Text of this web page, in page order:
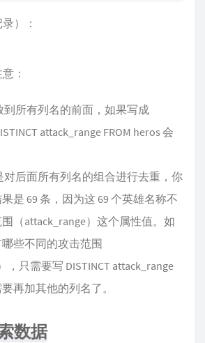
）：
：
到所有列名的前面，如果写成
attack_range FROM heros 会
对后面所有列名的组合进行去重，你
是 69 条，因为这 69 个英雄名称不
（attack_range）这个属性值。如
些不同的攻击范围
，只需要写 DISTINCT attack_range
再加其他的列名了。
数据